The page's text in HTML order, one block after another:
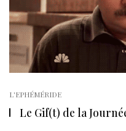
L'EPHÉMÉRIDE
Le Gif(t) de la